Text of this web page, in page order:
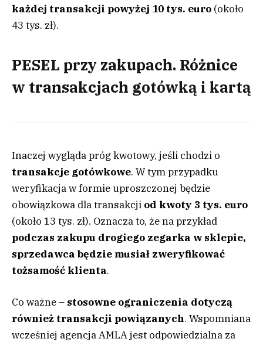
każdej transakcji powyżej 10 tys. euro (około
43 tys. zł).
PESEL przy zakupach. Różnice
w transakcjach gotówką i kartą
Inaczej wygląda próg kwotowy, jeśli chodzi o
transakcje gotówkowe. W tym przypadku
weryfikacja w formie uproszczonej będzie
obowiązkowa dla transakcji od kwoty 3 tys. euro
(około 13 tys. zł). Oznacza to, że na przykład
podczas zakupu drogiego zegarka w sklepie,
sprzedawca będzie musiał zweryfikować
tożsamość klienta.
Co ważne – stosowne ograniczenia dotyczą
również transakcji powiązanych. Wspomniana
wcześniej agencja AMLA jest odpowiedzialna za